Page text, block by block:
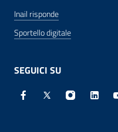
Inail risponde
Sportello digitale
SEGUICI SU
Facebook - Sito
X - Sito